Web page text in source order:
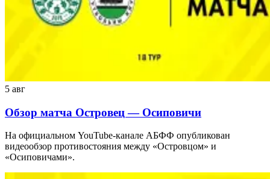
5 авг
Обзор матча Островец — Осиповичи
На официальном YouTube-канале АБФФ опубликован
видеообзор противостояния между «Островцом» и
«Осиповичами».